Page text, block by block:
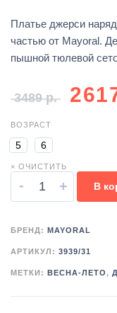
Платье джерси
частью от Mayoral.
пышной тюлевой
3489р.
ВОЗРАСТ
5 6
× ОЧИСТИТЬ
- + В
БРЕНД: MAYORAL
АРТИКУЛ: 3939/31
МЕТКИ: ВЕСНА-ЛЕТО,